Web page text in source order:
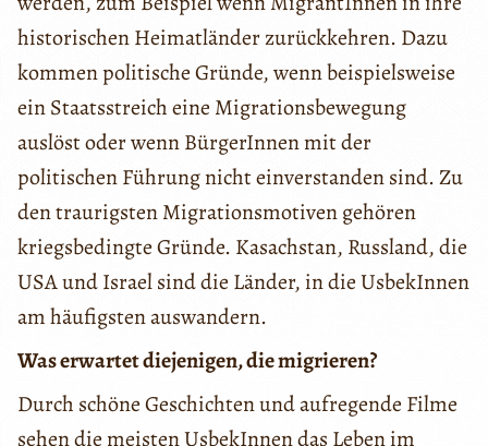
historischen Heimatländer zurückkehren. Dazu
kommen politische Gründe, wenn beispielsweise
ein Staatsstreich eine Migrationsbewegung
auslöst oder wenn BürgerInnen mit der
politischen Führung nicht einverstanden sind. Zu
den traurigsten Migrationsmotiven gehören
kriegsbedingte Gründe. Kasachstan, Russland, die
USA und Israel sind die Länder, in die UsbekInnen
am häufigsten auswandern.
Was erwartet diejenigen, die migrieren?
Durch schöne Geschichten und aufregende Filme
sehen die meisten UsbekInnen das Leben im